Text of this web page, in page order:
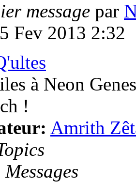
message par
Fev 2013 2:32
à Neon
!
Amrith
Messages